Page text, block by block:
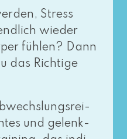
Stress
wie­der
füh­len? Dann
das Richtige
und gelenk­